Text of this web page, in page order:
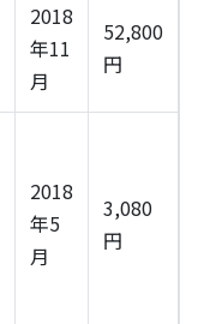
2018
年11
月
52,800
円
2018
年5
月
3,080
円